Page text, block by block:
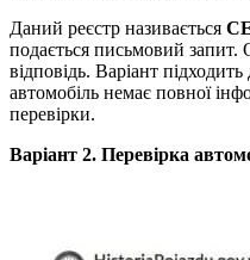
Даний реєстр називається
подається письмовий запит.
відповідь. Варіант
автомобіль немає повної
перевірки.
Варіант 2. Перевірка